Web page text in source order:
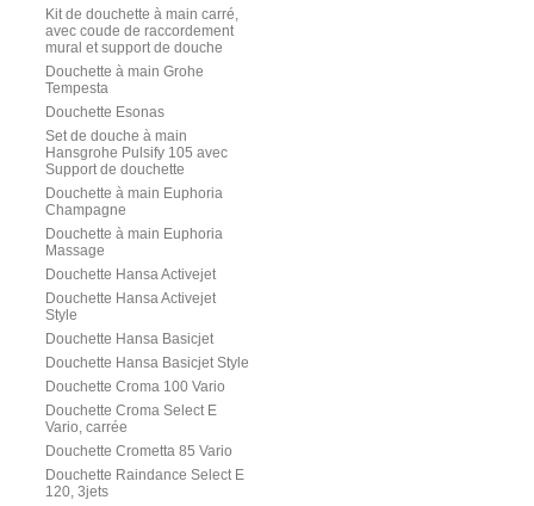
Kit de douchette à main carré,
avec coude de raccordement
mural et support de douche
Douchette à main Grohe
Tempesta
Douchette Esonas
Set de douche à main
Hansgrohe Pulsify 105 avec
Support de douchette
Douchette à main Euphoria
Champagne
Douchette à main Euphoria
Massage
Douchette Hansa Activejet
Douchette Hansa Activejet
Style
Douchette Hansa Basicjet
Douchette Hansa Basicjet Style
Douchette Croma 100 Vario
Douchette Croma Select E
Vario, carrée
Douchette Crometta 85 Vario
Douchette Raindance Select E
120, 3jets